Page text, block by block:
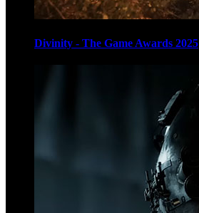
Divinity - The Game Awards 2025